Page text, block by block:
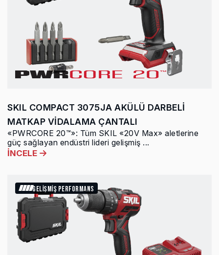
SKIL COMPACT 3075JA AKÜLÜ DARBELİ
MATKAP VİDALAMA ÇANTALI
«PWRCORE 20™»: Tüm SKIL «20V Max» aletlerine
güç sağlayan endüstri lideri gelişmiş ...
İNCELE
GELİŞMİŞ PERFORMANS